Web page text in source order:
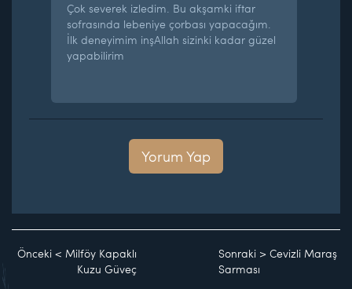
Çok severek izledim. Bu akşamki iftar
sofrasında lebeniye çorbası yapacağım.
İlk deneyimim inşAllah sizinki kadar güzel
yapabilirim
Yorum Yap
Önceki < Milföy Kapaklı
Kuzu Güveç
Sonraki >Cevizli Maraş
Sarması